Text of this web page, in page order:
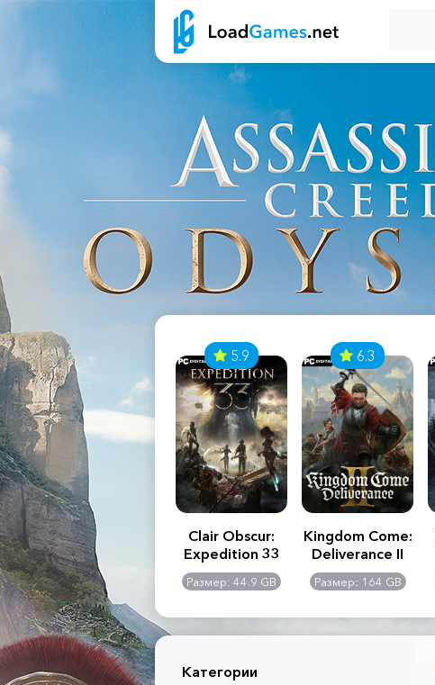
2:
-
GB
Assassin's Creed
Shadows
Размер: 117 GB
5.9
Clair Obscur:
Expedition 33
Размер: 44.9 GB
6.3
Kingdom Come:
Deliverance II
Размер: 164 GB
Категории